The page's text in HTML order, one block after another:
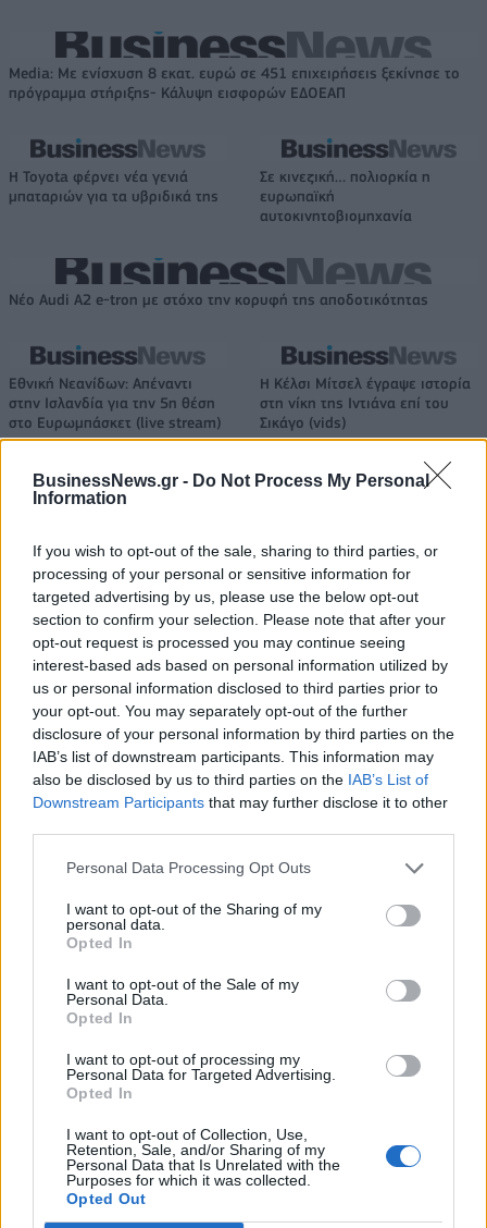
BusinessNews.gr - Do Not Process My Personal
Information
If you wish to opt-out of the sale, sharing to third parties, or
processing of your personal or sensitive information for
targeted advertising by us, please use the below opt-out
section to confirm your selection. Please note that after your
opt-out request is processed you may continue seeing
interest-based ads based on personal information utilized by
us or personal information disclosed to third parties prior to
your opt-out. You may separately opt-out of the further
disclosure of your personal information by third parties on the
IAB’s list of downstream participants. This information may
also be disclosed by us to third parties on the IAB’s List of
Downstream Participants that may further disclose it to other
Personal Data Processing Opt Outs
I want to opt-out of the Sharing of my
personal data.
Opted In
I want to opt-out of the Sale of my
Personal Data.
Opted In
I want to opt-out of processing my
Personal Data for Targeted Advertising.
Opted In
I want to opt-out of Collection, Use,
Retention, Sale, and/or Sharing of my
Personal Data that Is Unrelated with the
Purposes for which it was collected.
Opted Out
Media: Με ενίσχυση 8 εκατ. ευρώ σε 451 επιχειρήσεις ξεκίνησε το
πρόγραμμα στήριξης- Κάλυψη εισφορών ΕΔΟΕΑΠ
Η Toyota φέρνει νέα γενιά
μπαταριών για τα υβριδικά της
Σε κινεζική… πολιορκία η
ευρωπαϊκή
αυτοκινητοβιομηχανία
Νέο Audi A2 e-tron με στόχο την κορυφή της αποδοτικότητας
Εθνική Νεανίδων: Απέναντι
στην Ισλανδία για την 5η θέση
στο Ευρωμπάσκετ (live stream)
Η Κέλσι Μίτσελ έγραψε ιστορία
στη νίκη της Ιντιάνα επί του
Σικάγο (vids)
Ελληνική Αναπτυξιακή Τράπεζα: Με «προίκα» 2 δισ. ευρώ ανοίγει
Β.Σ. Καρούλιας: Τζίρος 98,7
εκατ. ευρώ και αύξηση κερδών
57% - Τα νέα στοιχήματα σε
low & non alcohol
Deloitte Ελλάδος:
Χρηματοοικονομικός
σύμβουλος της ΔΕΗ για την
είσοδο στην πολωνική αγορά
ενέργειας
Η Chery επενδύει 75 εκατ. δολάρια στην KG Mobility
18.990 ευρώ
Ατρόμητος και Novibet
συνεχίζουν μαζί: Ανανέωση της
συνεργασίας τους μέχρι το
18η συνεχόμενη χρονιά για τον ΟΤΕ στη διεθνή σειρά δεικτών
Alpha Bank: Για πρώτη φορά το Αρχαίο Θέατρο Επιδαύρου άνοιξε τις
πύλες του σε όλους